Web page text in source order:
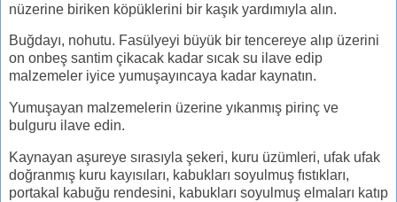
nüzerine biriken köpüklerini bir kaşık yardımıyla alın.
Buğdayı, nohutu. Fasülyeyi büyük bir tencereye alıp üzerini
on onbeş santim çikacak kadar sıcak su ilave edip
malzemeler iyice yumuşayıncaya kadar kaynatın.
Yumuşayan malzemelerin üzerine yıkanmış pirinç ve
bulguru ilave edin.
Kaynayan aşureye sırasıyla şekeri, kuru üzümleri, ufak ufak
doğranmış kuru kayısıları, kabukları soyulmuş fıstıkları,
portakal kabuğu rendesini, kabukları soyulmuş elmaları katıp